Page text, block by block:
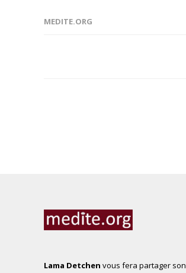
MEDITE.ORG
Lama Detchen vous fera partager son